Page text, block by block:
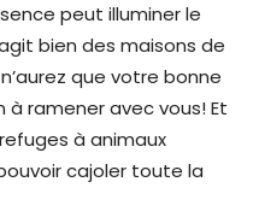
peut illuminer le
bien des maisons de
que votre bonne
ramener avec vous! Et
à animaux
cajoler toute la